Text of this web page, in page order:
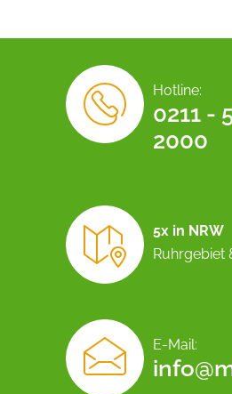
Hotline:
0211 -
2000
5x in NRW
Ruhrgebiet
E-Mail: